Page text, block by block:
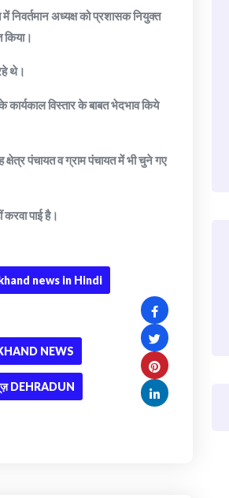
अध्यक्ष को प्रशासक नियुक्त
किया।
थे।
कार्यकाल विस्तार के बाबत भेदभाव किये
पंचायत व ग्राम पंचायत में भी चुने गए
पाई है।
news in Hindi
NEWS
DEHRADUN